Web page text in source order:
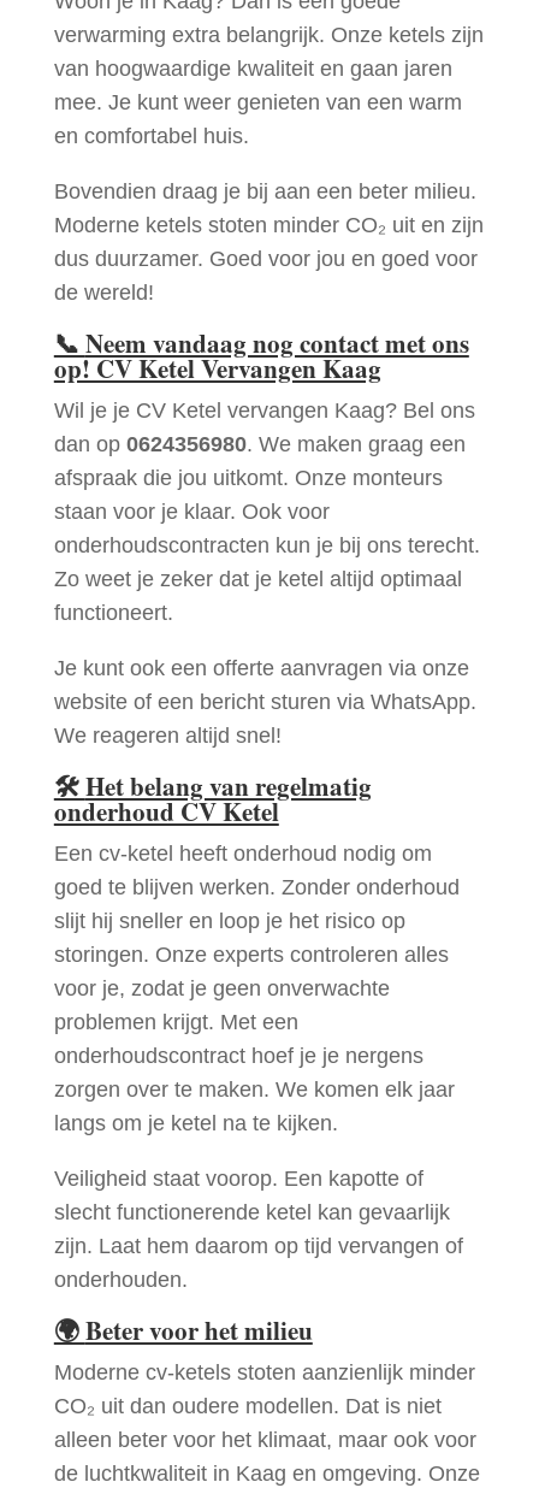
verwarming extra belangrijk. Onze ketels zijn
van hoogwaardige kwaliteit en gaan jaren
mee. Je kunt weer genieten van een warm
en comfortabel huis.
Bovendien draag je bij aan een beter milieu.
Moderne ketels stoten minder CO₂ uit en zijn
dus duurzamer. Goed voor jou en goed voor
de wereld!
📞 Neem vandaag nog contact met ons
op! CV Ketel Vervangen Kaag
Wil je je CV Ketel vervangen Kaag? Bel ons
dan op 0624356980. We maken graag een
afspraak die jou uitkomt. Onze monteurs
staan voor je klaar. Ook voor
onderhoudscontracten kun je bij ons terecht.
Zo weet je zeker dat je ketel altijd optimaal
functioneert.
Je kunt ook een offerte aanvragen via onze
website of een bericht sturen via WhatsApp.
We reageren altijd snel!
🛠Het belang van regelmatig
onderhoud CV Ketel
Een cv-ketel heeft onderhoud nodig om
goed te blijven werken. Zonder onderhoud
slijt hij sneller en loop je het risico op
storingen. Onze experts controleren alles
voor je, zodat je geen onverwachte
problemen krijgt. Met een
onderhoudscontract hoef je je nergens
zorgen over te maken. We komen elk jaar
langs om je ketel na te kijken.
Veiligheid staat voorop. Een kapotte of
slecht functionerende ketel kan gevaarlijk
zijn. Laat hem daarom op tijd vervangen of
onderhouden.
🌍Beter voor het milieu
Moderne cv-ketels stoten aanzienlijk minder
CO₂ uit dan oudere modellen. Dat is niet
alleen beter voor het klimaat, maar ook voor
de luchtkwaliteit in Kaag en omgeving. Onze